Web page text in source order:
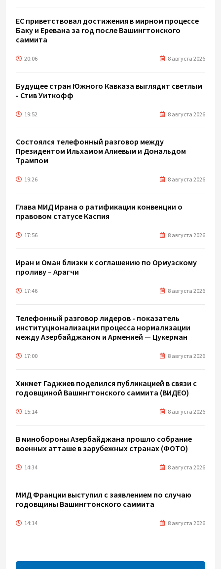
ЕС приветствовал достижения в мирном процессе
Баку и Еревана за год после Вашингтонского
саммита
20:06 8 августа 2026
Будущее стран Южного Кавказа выглядит светлым
- Стив Уиткофф
19:52 8 августа 2026
Состоялся телефонный разговор между
Президентом Ильхамом Алиевым и Дональдом
Трампом
19:26 8 августа 2026
Глава МИД Ирана о ратификации конвенции о
правовом статусе Каспия
17:56 8 августа 2026
Иран и Оман близки к соглашению по Ормузскому
проливу – Арагчи
17:46 8 августа 2026
Телефонный разговор лидеров - показатель
институционализации процесса нормализации
между Азербайджаном и Арменией — Цукерман
17:00 8 августа 2026
Хикмет Гаджиев поделился публикацией в связи с
годовщиной Вашингтонского саммита (ВИДЕО)
15:14 8 августа 2026
В минобороны Азербайджана прошло собрание
военных атташе в зарубежных странах (ФОТО)
14:34 8 августа 2026
МИД Франции выступил с заявлением по случаю
годовщины Вашингтонского саммита
14:14 8 августа 2026
синхронизировали курс на мир